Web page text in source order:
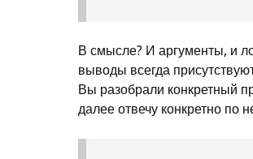
В смысле? И аргументы, и
выводы всегда
Вы разобрали конкретный
далее отвечу конкретно по